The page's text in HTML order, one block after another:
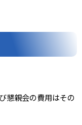
懇親会の費用はその